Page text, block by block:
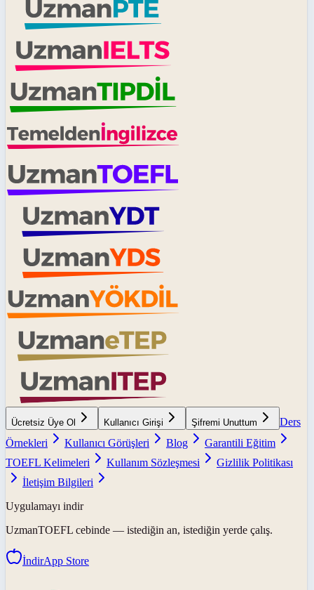
Ücretsiz Üye Ol Kullanıcı Girişi Şifremi Unuttum
Ders
Örnekleri
Kullanıcı Görüşleri Blog
Garantili Eğitim
TOEFL Kelimeleri
Kullanım Sözleşmesi
Gizlilik Politikası
İletişim Bilgileri
Uygulamayı indir
UzmanTOEFL cebinde — istediğin an, istediğin yerde çalış.
İndirApp Store